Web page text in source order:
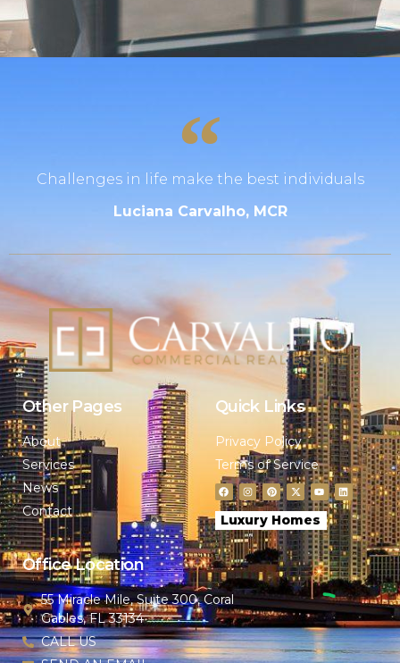
Challenges in life make the best individuals
Luciana Carvalho, MCR
Other Pages
About
Services
News
Contact
Quick Links
Privacy Policy
Terms of Service
Luxury Homes
Office Location
55 Miracle Mile, Suite 300, Coral
Gables, FL 33134
CALL US